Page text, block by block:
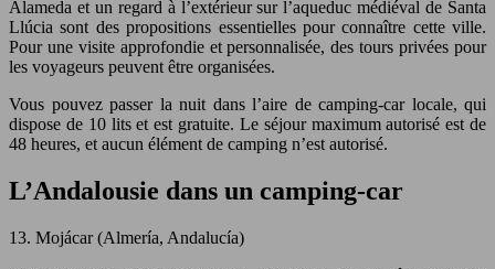
Alameda et un regard à l’extérieur sur l’aqueduc médiéval de Santa
Llúcia sont des propositions essentielles pour connaître cette ville.
Pour une visite approfondie et personnalisée, des tours privées pour
les voyageurs peuvent être organisées.
Vous pouvez passer la nuit dans l’aire de camping-car locale, qui
dispose de 10 lits et est gratuite. Le séjour maximum autorisé est de
48 heures, et aucun élément de camping n’est autorisé.
L’Andalousie dans un camping-car
13. Mojácar (Almería, Andalucía)